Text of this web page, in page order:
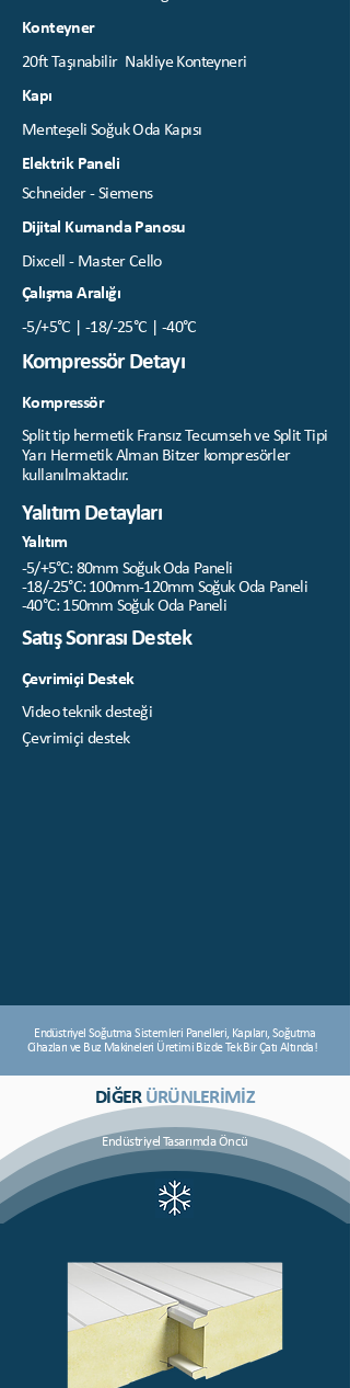
Konteyner
20ft Taşınabilir Nakliye Konteyneri
Kapı
Menteşeli Soğuk Oda Kapısı
Elektrik Paneli
Schneider - Siemens
Dijital Kumanda Panosu
Dixcell - Master Cello
Çalışma Aralığı
-5/+5°C | -18/-25°C | -40°C
Kompressör Detayı
Kompressör
Split tip hermetik Fransız Tecumseh ve Split Tipi
Yarı Hermetik Alman Bitzer kompresörler
kullanılmaktadır.
Yalıtım Detayları
Yalıtım
-5/+5°C: 80mm Soğuk Oda Paneli
-18/-25°C: 100mm-120mm Soğuk Oda Paneli
-40°C: 150mm Soğuk Oda Paneli
Satış Sonrası Destek
Çevrimiçi Destek
Video teknik desteği
Çevrimiçi destek
Endüstriyel Soğutma Sistemleri Panelleri, Kapıları, Soğutma
Cihazları ve Buz Makineleri Üretimi Bizde Tek Bir Çatı Altında!
DİĞER ÜRÜNLERİMİZ
Endüstriyel Tasarımda Öncü